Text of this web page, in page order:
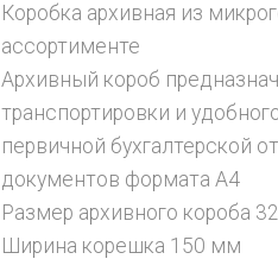
Коробка архивная из
ассортименте
Архивный короб
транспортировки и
первичной бухгалтерской
документов формата А4
Размер архивного короба
Ширина корешка 150 мм